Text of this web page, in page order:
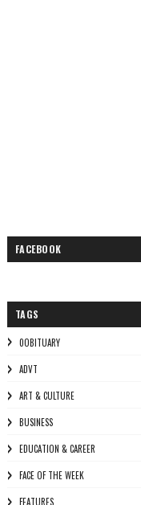
FACEBOOK
TAGS
0OBITUARY
ADVT
ART & CULTURE
BUSINESS
EDUCATION & CAREER
FACE OF THE WEEK
FEATURES